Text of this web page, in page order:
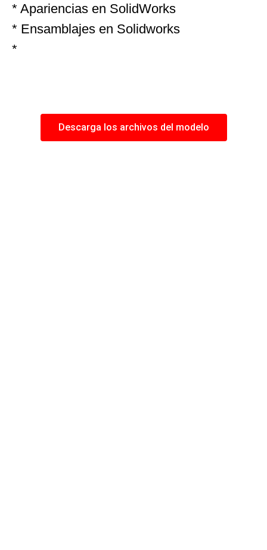
* Apariencias en SolidWorks
* Ensamblajes en Solidworks
*
Descarga los archivos del modelo